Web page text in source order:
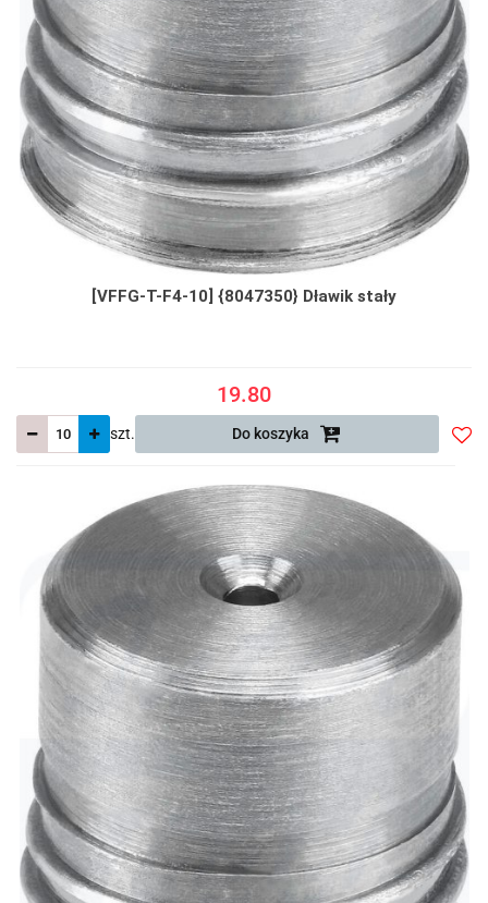
[VFFG-T-F4-10] {8047350} Dławik stały
19.80
szt. Do koszyka